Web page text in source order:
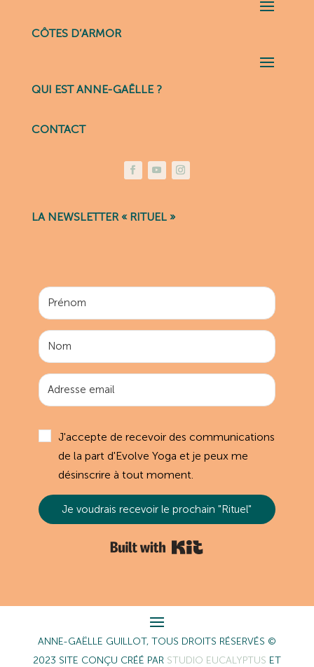
CÔTES D’ARMOR
QUI EST ANNE-GAËLLE ?
CONTACT
LA NEWSLETTER « RITUEL »
J'accepte de recevoir des communications
de la part d'Evolve Yoga et je peux me
désinscrire à tout moment.
Je voudrais recevoir le prochain "Rituel"
ANNE-GAËLLE GUILLOT, TOUS DROITS RÉSERVÉS ©
2023 SITE CONÇU CRÉÉ PAR STUDIO EUCALYPTUS ET